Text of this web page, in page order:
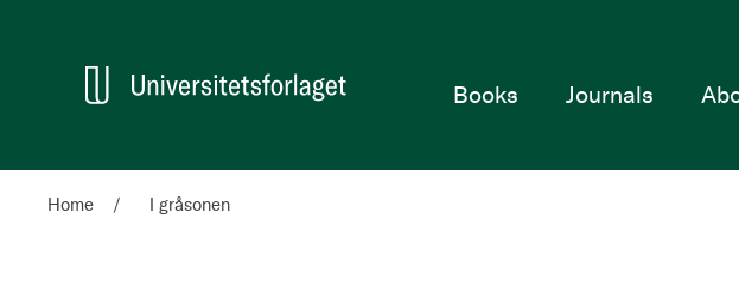
Home
Books Journals
Home I gråsonen